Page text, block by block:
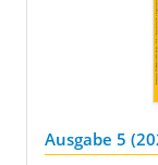
Ausgabe 5